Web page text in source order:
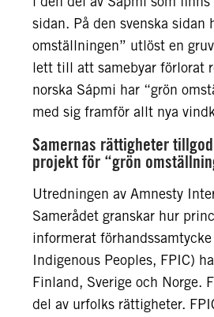
sidan. På den svenska sidan
omställningen” utlöst en
lett till att samebyar förlorat
norska Sápmi har “grön
med sig framför allt nya
Samernas rättigheter
projekt för “grön
Utredningen av Amnesty
Samerådet granskar hur
informerat
Indigenous Peoples, FPIC)
Finland, Sverige och Norge.
del av urfolks rättigheter.